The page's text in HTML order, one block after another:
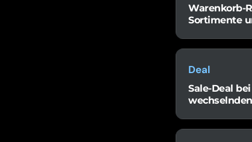
Warenkorb-
Sortimente
Deal
Sale-Deal